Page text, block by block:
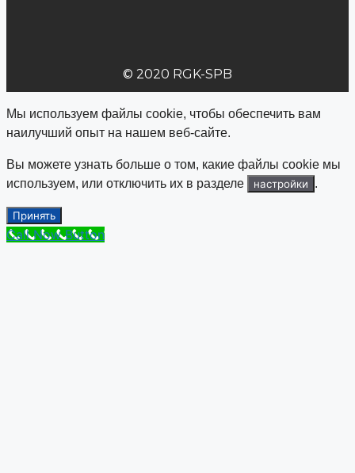
© 2020 RGK-SPB
Мы используем файлы cookie, чтобы обеспечить вам
наилучший опыт на нашем веб-сайте.
Вы можете узнать больше о том, какие файлы cookie мы
используем, или отключить их в разделе
настройки .
Принять
Call Now Button